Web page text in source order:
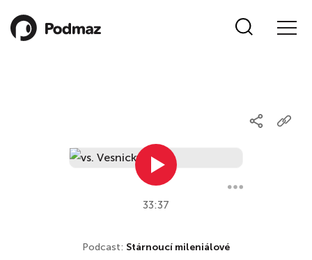
33:37
Podcast: Stárnoucí mileniálové